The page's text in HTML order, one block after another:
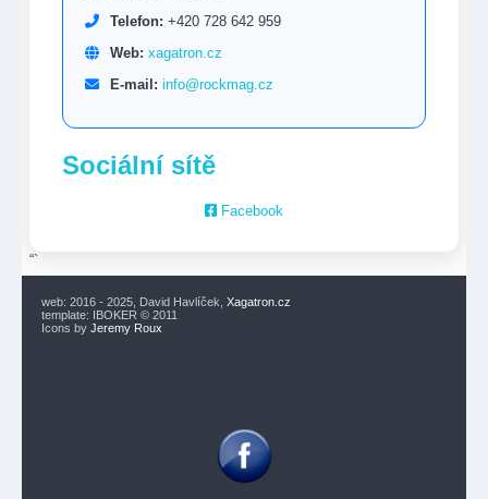
Telefon: +420 728 642 959
Web: xagatron.cz
E-mail: info@rockmag.cz
Sociální sítě
Facebook
“`
web: 2016 - 2025, David Havlíček,Xagatron.cz
template: IBOKER © 2011
Icons byJeremy Roux